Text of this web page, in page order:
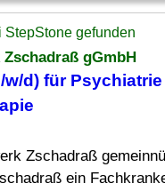
StepStone gefunden
gGmbH
w/d) für Psychiatrie
Zschadraß
ein